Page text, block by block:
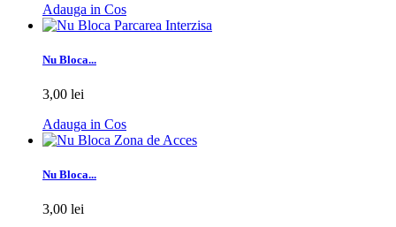
Adauga in Cos
Nu Bloca...
3,00 lei
Adauga in Cos
Nu Bloca...
3,00 lei